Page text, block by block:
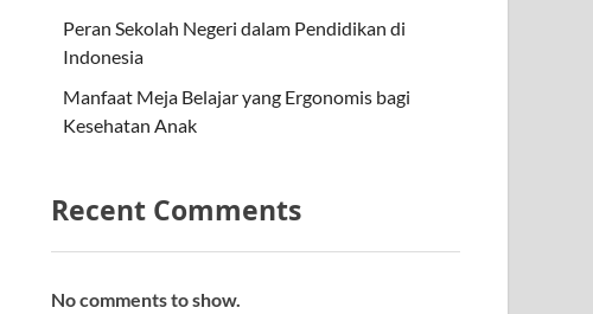
Peran Sekolah Negeri dalam Pendidikan di
Indonesia
Manfaat Meja Belajar yang Ergonomis bagi
Kesehatan Anak
Recent Comments
No comments to show.